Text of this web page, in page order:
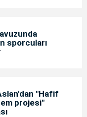
sporcuları
"Hafif
projesi"